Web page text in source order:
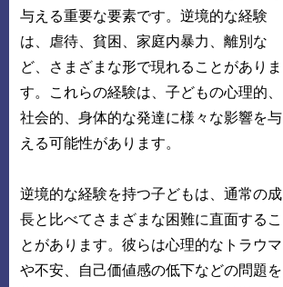
与える重要な要素です。逆境的な経験
は、虐待、貧困、家庭内暴力、離別な
ど、さまざまな形で現れることがありま
す。これらの経験は、子どもの心理的、
社会的、身体的な発達に様々な影響を与
える可能性があります。
逆境的な経験を持つ子どもは、通常の成
長と比べてさまざまな困難に直面するこ
とがあります。彼らは心理的なトラウマ
や不安、自己価値感の低下などの問題を